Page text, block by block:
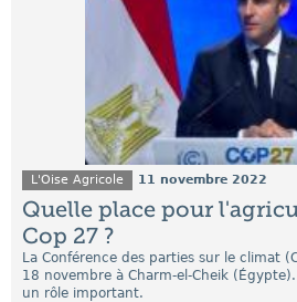
L'Oise Agricole 11 novembre 2022
Quelle place pour
Cop 27 ?
La Conférence des parties sur le climat
18 novembre à Charm-el-Cheik
un rôle important.